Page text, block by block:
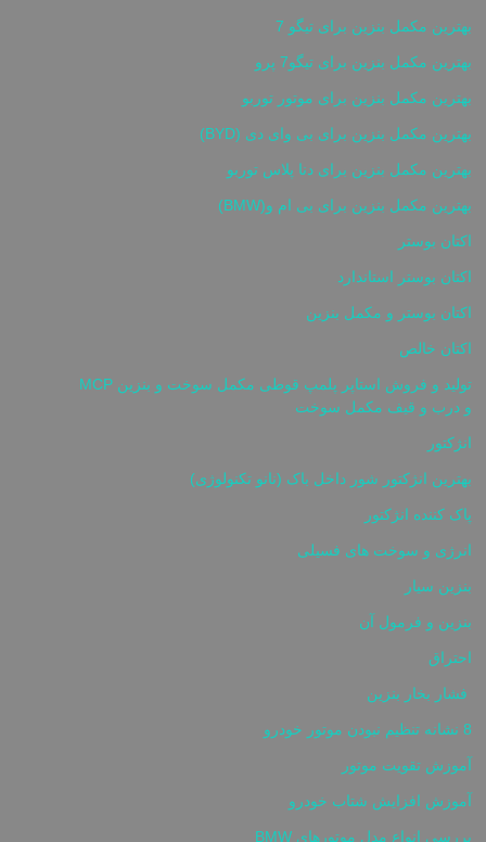
بهترین مکمل بنزین برای تیگو 7
بهترین مکمل بنزین برای تیگو7 پرو
بهترین مکمل بنزین برای موتور توربو
بهترین مکمل بنزین برای بی وای دی (BYD)
بهترین مکمل بنزین برای دنا پلاس توربو
بهترین مکمل بنزین برای بی ام و(BMW)
اکتان بوستر
اکتان بوستر استاندارد
اکتان بوستر و مکمل بنزین
اکتان خالص
تولید و فروش استاپر پلمپ قوطی مکمل سوخت و بنزین MCP
و درب و قیف مکمل سوخت
انژکتور
بهترین انژکتور شور داخل باک (نانو تکنولوژی)
پاک کننده انژکتور
انرژی و سوخت های فسیلی
بنزین سیار
بنزین و فرمول آن
احتراق
فشار بخار بنزین
8 نشانه تنظیم نبودن موتور خودرو
آموزش تقویت موتور
آموزش افزایش شتاب خودرو
بررسی انواع مدل موتورهای BMW